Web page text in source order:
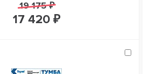
19 175 ₽
17 420 ₽